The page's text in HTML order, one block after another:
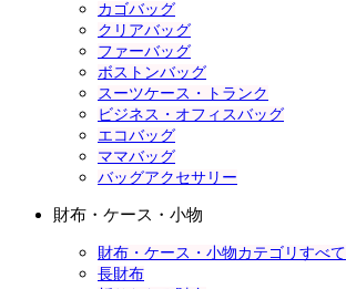
カゴバッグ
クリアバッグ
ファーバッグ
ボストンバッグ
スーツケース・トランク
ビジネス・オフィスバッグ
エコバッグ
ママバッグ
バッグアクセサリー
財布・ケース・小物
財布・ケース・小物カテゴリすべて
長財布